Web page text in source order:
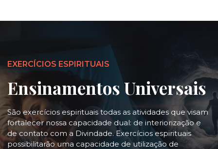
EXERCÍCIOS ESPIRITUAIS
Ensinamentos Universais
São exercícios espirituais todas as atividades que visam
fortalecer nossa capacidade dual: de interiorização e
de contato com a Divindade. Exercícios espirituais
possibilitarão uma capacidade de utilização de